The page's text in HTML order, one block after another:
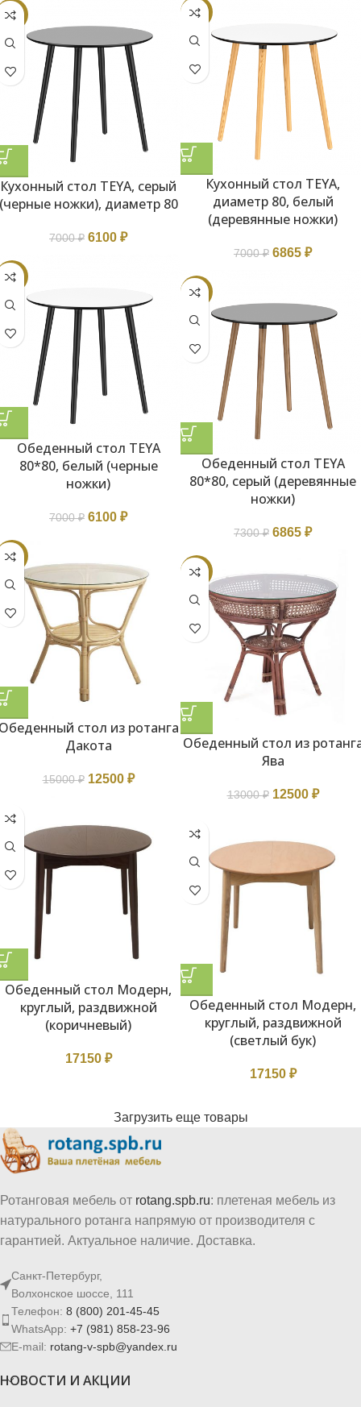
-2%
Кухонный стол TEYA,
диаметр 80, белый
(деревянные ножки)
7000₽ 6865 ₽
-13%
Кухонный стол TEYA, серый
ножки), диаметр 80
7000₽ 6100 ₽
-13%
Обеденный стол TEYA
80*80, белый (черные
ножки)
7000₽ 6100 ₽
-6%
Обеденный стол TEYA
80*80, серый (деревянные
ножки)
7300₽ 6865 ₽
-17%
стол из ротанга
Дакота
15000₽ 12500 ₽
-4%
Обеденный стол из
Ява
13000₽ 12500 ₽
Обеденный стол Модерн,
круглый, раздвижной
(коричневый)
17150 ₽
Обеденный стол Модерн,
круглый, раздвижной
(светлый бук)
17150 ₽
Загрузить еще товары
Ротанговая мебель от rotang.spb.ru: плетеная мебель из
натурального ротанга напрямую от производителя с
гарантией. Актуальное наличие. Доставка.
Санкт-Петербург,
Волхонское шоссе, 111
Телефон: 8 (800) 201-45-45
WhatsApp: +7 (981) 858-23-96
E-mail: rotang-v-spb@yandex.ru
НОВОСТИ И АКЦИИ